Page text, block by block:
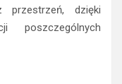
przestrzeń, dzięki
poszczególnych